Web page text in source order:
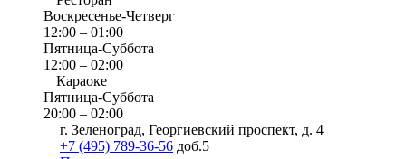
Воскресенье-Четверг
12:00 – 01:00
Пятница-Суббота
12:00 – 02:00
Караоке
Пятница-Суббота
20:00 – 02:00
г. Зеленоград, Георгиевский проспект, д. 4
+7 (495) 789-36-56 доб.5